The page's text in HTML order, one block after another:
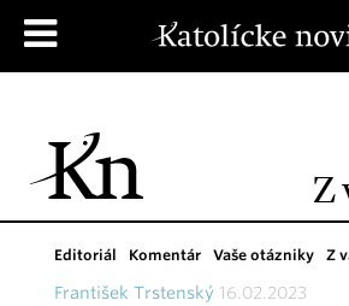
Z
Editoriál Komentár Vaše otázniky Z
František Trstenský 16.02.2023